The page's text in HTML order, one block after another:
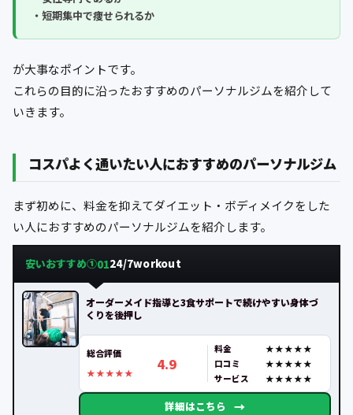
・短期集中で痩せられるか
が大事なポイントです。
これらの目的に沿ったおすすめのパーソナルジムを紹介して
いきます。
コスパよく通いたい人におすすめのパーソナルジム
まず初めに、料金を抑えてダイエット・ボディメイクをした
い人におすすめのパーソナルジムを紹介します。
安いおすすめ①0124/7workout
オーダーメイド指導と3食サポートで続けやすい身体づ
くりを後押し
総合評価
4.9
料金
口コミ
サービス
詳細はこちら →